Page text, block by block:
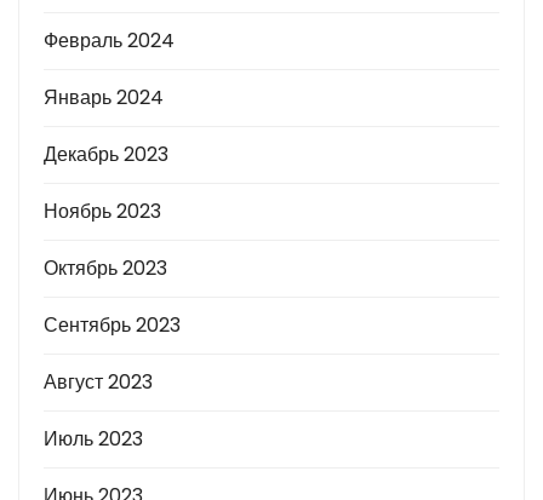
Февраль 2024
Январь 2024
Декабрь 2023
Ноябрь 2023
Октябрь 2023
Сентябрь 2023
Август 2023
Июль 2023